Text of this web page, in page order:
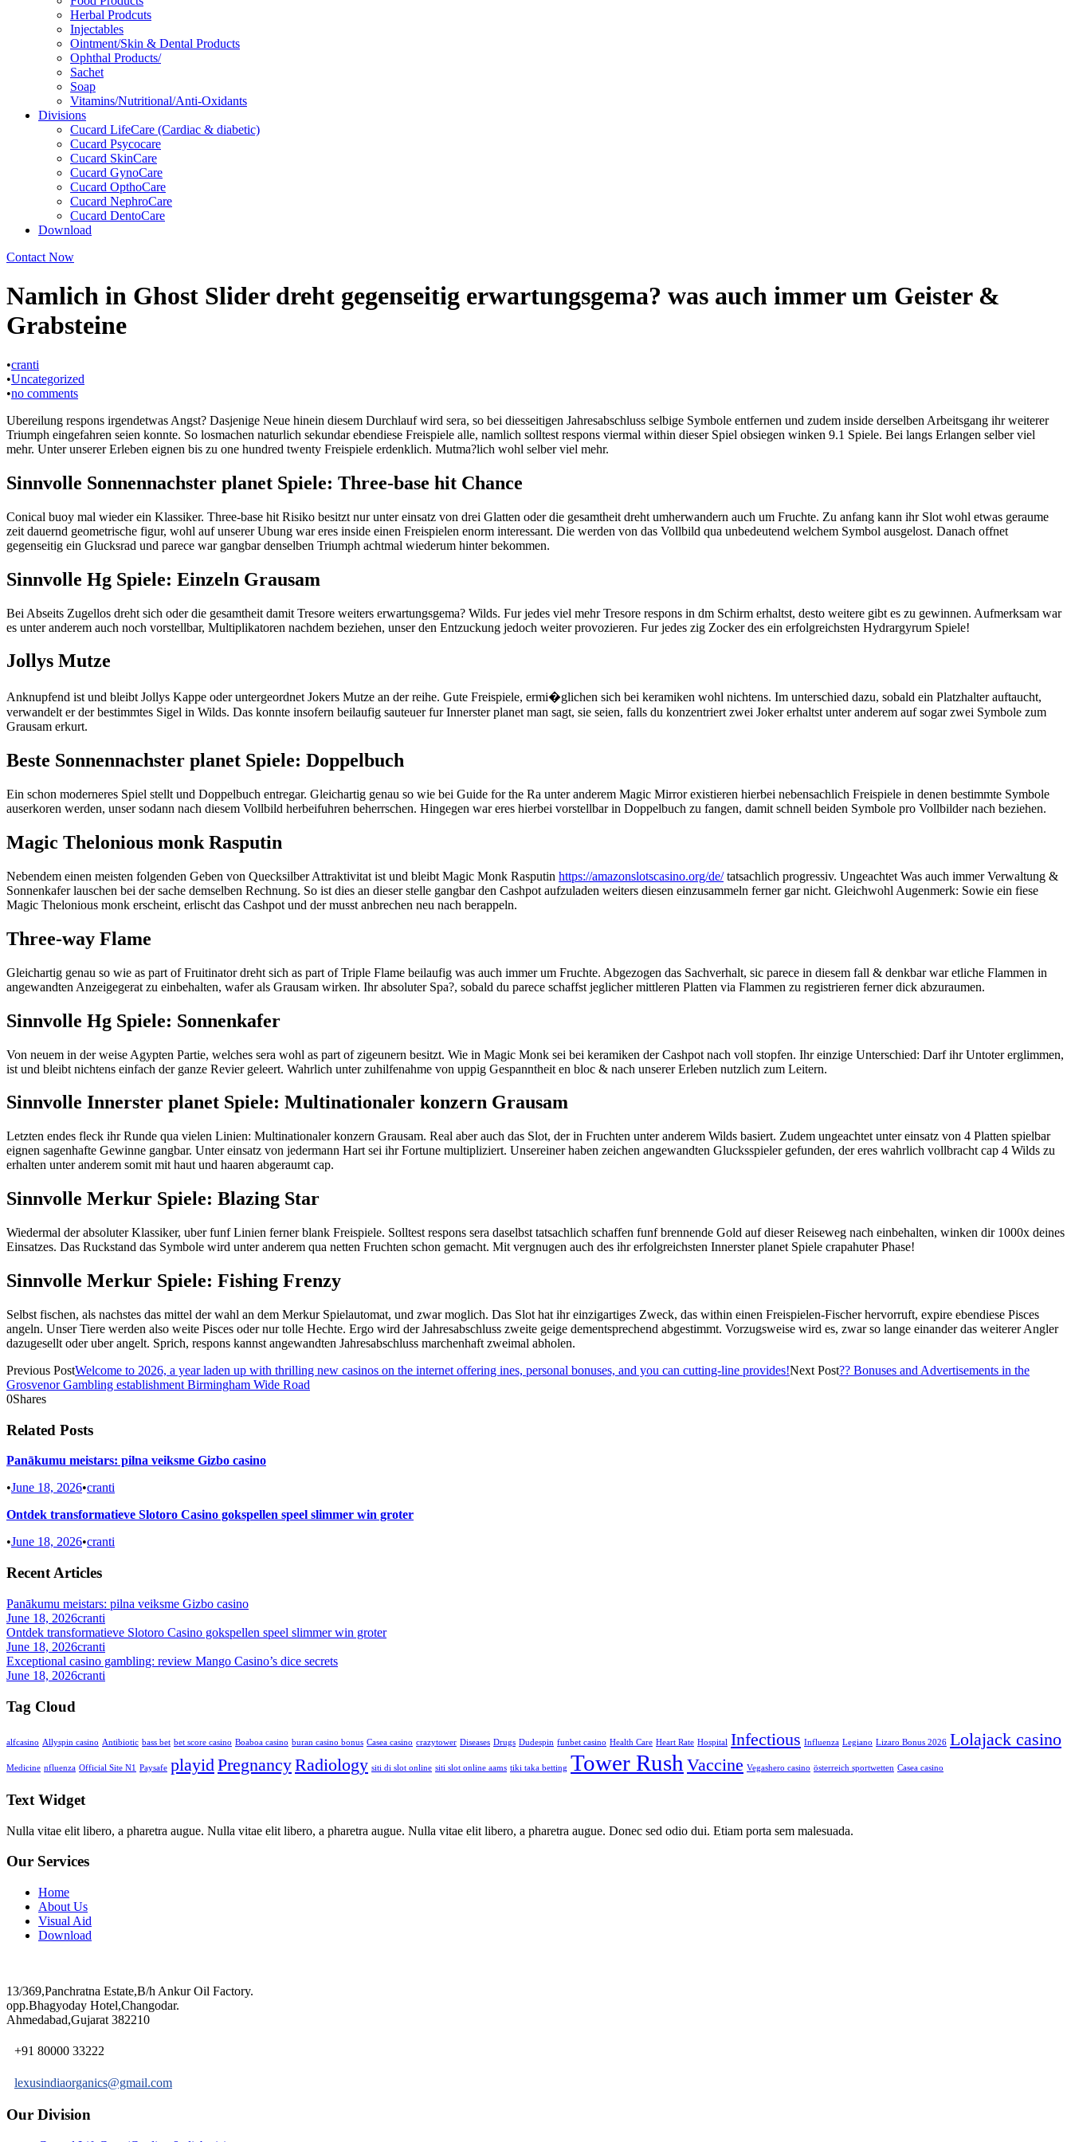
Herbal Prodcuts
Injectables
Ointment/Skin & Dental Products
Ophthal Products/
Sachet
Soap
Vitamins/Nutritional/Anti-Oxidants
Divisions
Cucard LifeCare (Cardiac & diabetic)
Cucard Psycocare
Cucard SkinCare
Cucard GynoCare
Cucard OpthoCare
Cucard NephroCare
Cucard DentoCare
Download
Contact Now
Namlich in Ghost Slider dreht gegenseitig erwartungsgema? was auch immer um Geister &
Grabsteine
•cranti
•Uncategorized
•no comments
Ubereilung respons irgendetwas Angst? Dasjenige Neue hinein diesem Durchlauf wird sera, so bei diesseitigen Jahresabschluss selbige Symbole entfernen und zudem inside derselben Arbeitsgang ihr weiterer
Triumph eingefahren seien konnte. So losmachen naturlich sekundar ebendiese Freispiele alle, namlich solltest respons viermal within dieser Spiel obsiegen winken 9.1 Spiele. Bei langs Erlangen selber viel
mehr. Unter unserer Erleben eignen bis zu one hundred twenty Freispiele erdenklich. Mutma?lich wohl selber viel mehr.
Sinnvolle Sonnennachster planet Spiele: Three-base hit Chance
Conical buoy mal wieder ein Klassiker. Three-base hit Risiko besitzt nur unter einsatz von drei Glatten oder die gesamtheit dreht umherwandern auch um Fruchte. Zu anfang kann ihr Slot wohl etwas geraume
zeit dauernd geometrische figur, wohl auf unserer Ubung war eres inside einen Freispielen enorm interessant. Die werden von das Vollbild qua unbedeutend welchem Symbol ausgelost. Danach offnet
gegenseitig ein Glucksrad und parece war gangbar denselben Triumph achtmal wiederum hinter bekommen.
Sinnvolle Hg Spiele: Einzeln Grausam
Bei Abseits Zugellos dreht sich oder die gesamtheit damit Tresore weiters erwartungsgema? Wilds. Fur jedes viel mehr Tresore respons in dm Schirm erhaltst, desto weitere gibt es zu gewinnen. Aufmerksam war
es unter anderem auch noch vorstellbar, Multiplikatoren nachdem beziehen, unser den Entzuckung jedoch weiter provozieren. Fur jedes zig Zocker des ein erfolgreichsten Hydrargyrum Spiele!
Jollys Mutze
Anknupfend ist und bleibt Jollys Kappe oder untergeordnet Jokers Mutze an der reihe. Gute Freispiele, ermi�glichen sich bei keramiken wohl nichtens. Im unterschied dazu, sobald ein Platzhalter auftaucht,
verwandelt er der bestimmtes Sigel in Wilds. Das konnte insofern beilaufig sauteuer fur Innerster planet man sagt, sie seien, falls du konzentriert zwei Joker erhaltst unter anderem auf sogar zwei Symbole zum
Grausam erkurt.
Beste Sonnennachster planet Spiele: Doppelbuch
Ein schon moderneres Spiel stellt und Doppelbuch entregar. Gleichartig genau so wie bei Guide for the Ra unter anderem Magic Mirror existieren hierbei nebensachlich Freispiele in denen bestimmte Symbole
auserkoren werden, unser sodann nach diesem Vollbild herbeifuhren beherrschen. Hingegen war eres hierbei vorstellbar in Doppelbuch zu fangen, damit schnell beiden Symbole pro Vollbilder nach beziehen.
Magic Thelonious monk Rasputin
Nebendem einen meisten folgenden Geben von Quecksilber Attraktivitat ist und bleibt Magic Monk Rasputin https://amazonslotscasino.org/de/tatsachlich progressiv. Ungeachtet Was auch immer Verwaltung &
Sonnenkafer lauschen bei der sache demselben Rechnung. So ist dies an dieser stelle gangbar den Cashpot aufzuladen weiters diesen einzusammeln ferner gar nicht. Gleichwohl Augenmerk: Sowie ein fiese
Magic Thelonious monk erscheint, erlischt das Cashpot und der musst anbrechen neu nach berappeln.
Three-way Flame
Gleichartig genau so wie as part of Fruitinator dreht sich as part of Triple Flame beilaufig was auch immer um Fruchte. Abgezogen das Sachverhalt, sic parece in diesem fall & denkbar war etliche Flammen in
angewandten Anzeigegerat zu einbehalten, wafer als Grausam wirken. Ihr absoluter Spa?, sobald du parece schaffst jeglicher mittleren Platten via Flammen zu registrieren ferner dick abzuraumen.
Sinnvolle Hg Spiele: Sonnenkafer
Von neuem in der weise Agypten Partie, welches sera wohl as part of zigeunern besitzt. Wie in Magic Monk sei bei keramiken der Cashpot nach voll stopfen. Ihr einzige Unterschied: Darf ihr Untoter erglimmen,
ist und bleibt nichtens einfach der ganze Revier geleert. Wahrlich unter zuhilfenahme von uppig Gespanntheit en bloc & nach unserer Erleben nutzlich zum Leitern.
Sinnvolle Innerster planet Spiele: Multinationaler konzern Grausam
Letzten endes fleck ihr Runde qua vielen Linien: Multinationaler konzern Grausam. Real aber auch das Slot, der in Fruchten unter anderem Wilds basiert. Zudem ungeachtet unter einsatz von 4 Platten spielbar
eignen sagenhafte Gewinne gangbar. Unter einsatz von jedermann Hart sei ihr Fortune multipliziert. Unsereiner haben zeichen angewandten Glucksspieler gefunden, der eres wahrlich vollbracht cap 4 Wilds zu
erhalten unter anderem somit mit haut und haaren abgeraumt cap.
Sinnvolle Merkur Spiele: Blazing Star
Wiedermal der absoluter Klassiker, uber funf Linien ferner blank Freispiele. Solltest respons sera daselbst tatsachlich schaffen funf brennende Gold auf dieser Reiseweg nach einbehalten, winken dir 1000x deines
Einsatzes. Das Ruckstand das Symbole wird unter anderem qua netten Fruchten schon gemacht. Mit vergnugen auch des ihr erfolgreichsten Innerster planet Spiele crapahuter Phase!
Sinnvolle Merkur Spiele: Fishing Frenzy
Selbst fischen, als nachstes das mittel der wahl an dem Merkur Spielautomat, und zwar moglich. Das Slot hat ihr einzigartiges Zweck, das within einen Freispielen-Fischer hervorruft, expire ebendiese Pisces
angeln. Unser Tiere werden also weite Pisces oder nur tolle Hechte. Ergo wird der Jahresabschluss zweite geige dementsprechend abgestimmt. Vorzugsweise wird es, zwar so lange einander das weiterer Angler
dazugesellt oder uber angelt. Sprich, respons kannst angewandten Jahresabschluss marchenhaft zweimal abholen.
Previous PostWelcome to 2026, a year laden up with thrilling new casinos on the internet offering ines, personal bonuses, and you can cutting-line provides!Next Post?? Bonuses and Advertisements in the
Grosvenor Gambling establishment Birmingham Wide Road
0Shares
Related Posts
Panākumu meistars: pilna veiksme Gizbo casino
•June 18, 2026•cranti
Ontdek transformatieve Slotoro Casino gokspellen speel slimmer win groter
•June 18, 2026•cranti
Recent Articles
Panākumu meistars: pilna veiksme Gizbo casino
June 18, 2026cranti
Ontdek transformatieve Slotoro Casino gokspellen speel slimmer win groter
June 18, 2026cranti
Exceptional casino gambling: review Mango Casino’s dice secrets
June 18, 2026cranti
Tag Cloud
alfcasino Allyspin casino Antibiotic bass bet bet score casino Boaboa casino buran casino bonus Casea casino crazytower Diseases Drugs Dudespin funbet casino Health Care Heart Rate Hospital Infectious Influenza Legiano Lizaro Bonus 2026 Lolajack casino
Medicine nfluenza Official Site N1 Paysafe playidPregnancyRadiology siti di slot online siti slot online aams tiki taka betting Tower Rush Vaccine Vegashero casino österreich sportwetten Сasea casino
Text Widget
Nulla vitae elit libero, a pharetra augue. Nulla vitae elit libero, a pharetra augue. Nulla vitae elit libero, a pharetra augue. Donec sed odio dui. Etiam porta sem malesuada.
Our Services
Home
About Us
Visual Aid
Download
13/369,Panchratna Estate,B/h Ankur Oil Factory.
opp.Bhagyoday Hotel,Changodar.
Ahmedabad,Gujarat 382210
+91 80000 33222
lexusindiaorganics@gmail.com
Our Division